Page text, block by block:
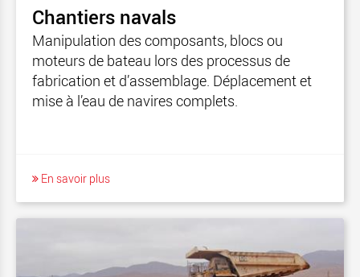
Chantiers navals
Manipulation des composants, blocs ou
moteurs de bateau lors des processus de
fabrication et d’assemblage. Déplacement et
mise à l’eau de navires complets.
En savoir plus